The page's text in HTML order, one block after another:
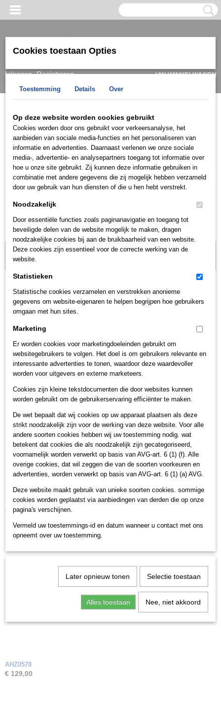
Inloggen Registreren
UW WINKELWAGEN
(0)
Home > > Trouwringen / Wedding Cera collectie
3007
Let op: het kan voorkomen dat het product onlangs in de zaak is
verkocht; in dat geval nemen wij contact met u op.
Cera 3007
€ 1.029,00 (inclusief btw 21%)
Save
Ook interessant
Olympic OL26HSS316
€ 59,95
AHZ0578
€ 129,00
Cookies toestaan Opties
Toestemming Details Over
Op deze website worden cookies gebruikt
Cookies worden door ons gebruikt voor verkeersanalyse, het
aanbieden van sociale media-functies en het personaliseren van
informatie en advertenties. Daarnaast verlenen we onze sociale
media-, advertentie- en analysepartners toegang tot informatie over
hoe u onze site gebruikt. Zij kunnen deze informatie gebruiken in
combinatie met andere gegevens die zij mogelijk hebben verzameld
door uw gebruik van hun diensten of die u hen hebt verstrekt.
Noodzakelijk
Door essentiële functies zoals paginanavigatie en toegang tot
beveiligde delen van de website mogelijk te maken, dragen
noodzakelijke cookies bij aan de bruikbaarheid van een website.
Deze cookies zijn essentieel voor de correcte werking van de
website.
Statistieken
Statistische cookies verzamelen en verstrekken anonieme
gegevens om website-eigenaren te helpen begrijpen hoe gebruikers
omgaan met hun sites.
Marketing
Er worden cookies voor marketingdoeleinden gebruikt om
websitegebruikers te volgen. Het doel is om gebruikers relevante en
interessante advertenties te tonen, waardoor deze waardevoller
worden voor uitgevers en externe marketeers.
Cookies zijn kleine tekstdocumenten die door websites kunnen
worden gebruikt om de gebruikerservaring efficiënter te maken.
De wet bepaalt dat wij cookies op uw apparaat plaatsen als deze
strikt noodzakelijk zijn voor de werking van deze website. Voor alle
andere soorten cookies hebben wij uw toestemming nodig. wat
betekent dat cookies die als noodzakelijk zijn gecategoriseerd,
voornamelijk worden verwerkt op basis van AVG-art. 6 (1) (f). Alle
overige cookies, dat wil zeggen die van de soorten voorkeuren en
advertenties, worden verwerkt op basis van AVG-art. 6 (1) (a) AVG.
Deze website maakt gebruik van unieke soorten cookies. sommige
cookies worden geplaatst via aanbiedingen van derden die op onze
pagina's verschijnen.
Vermeld uw toestemmings-id en datum wanneer u contact met ons
opneemt over uw toestemming.
Later opnieuw tonen Selectie toestaan
Alles toestaan Nee, niet akkoord